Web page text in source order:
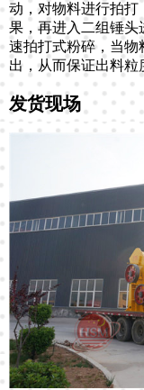
动，对物料进行拍打
果，再进入二组锤头
速拍打式粉碎，当物
出，从而保证出料粒
发货现场